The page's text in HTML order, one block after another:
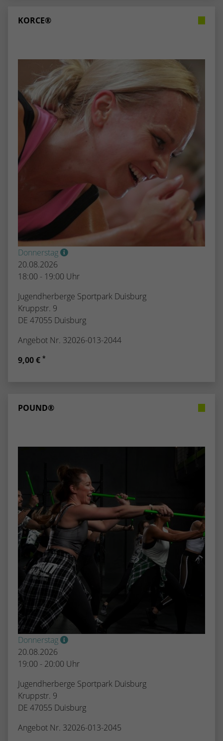
KORCE®
Donnerstag
20.08.2026
18:00 - 19:00 Uhr
Jugendherberge Sportpark Duisburg
Kruppstr. 9
DE 47055 Duisburg
Angebot Nr. 32026-013-2044
9,00 € *
POUND®
Donnerstag
20.08.2026
19:00 - 20:00 Uhr
Jugendherberge Sportpark Duisburg
Kruppstr. 9
DE 47055 Duisburg
Angebot Nr. 32026-013-2045
Google Analytics
Laufzeit 1 Minute
Zweck
Dieser Cookie identifiziert die Besucher
nach Alter, Geschlecht oder Interessen
und nutzt dazu den DoubleClick des
Google Tag Manager, um die gezielte
Anzeigenplatzierung zu vereinfachen.